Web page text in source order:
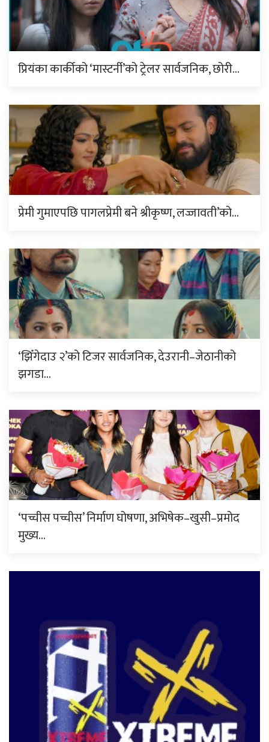
प्रियंका कार्कीको ‘मास्टर्नी’को ट्रेलर सार्वजनिक, छोरी…
प्रेमी गुमाएपछि पागलप्रेमी बने श्रीकृष्ण, लज्जावती’को…
‘झिँगेदाउ २’को टिजर सार्वजनिक, देउरानी–जेठानीको
झगडा…
‘पच्चीस पच्चीस’ निर्माण घोषणा, अभिषेक–खुसी–प्रमोद
मुख्य…